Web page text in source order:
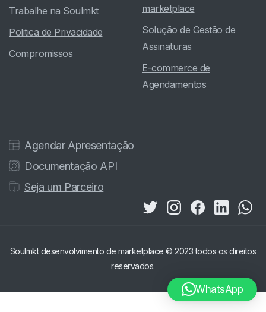
Trabalhe na Soulmkt
Politica de Privacidade
Compromissos
marketplace
Solução de Gestão de
Assinaturas
E-commerce de
Agendamentos
Agendar Apresentação
Documentação API
Seja um Parceiro
Soulmkt desenvolvimento de marketplace © 2023 todos os direitos
reservados.
WhatsApp